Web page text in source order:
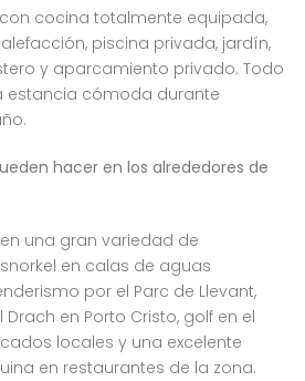
cocina totalmente equipada,
piscina privada, jardín,
y aparcamiento privado. Todo
estancia cómoda durante
hacer en los alrededores de
una gran variedad de
en calas de aguas
por el Parc de Llevant,
en Porto Cristo, golf en el
locales y una excelente
en restaurantes de la zona.